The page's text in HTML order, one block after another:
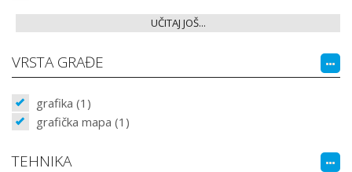
UČITAJ JOŠ...
VRSTA GRAĐE
grafika (1)
grafička mapa (1)
TEHNIKA